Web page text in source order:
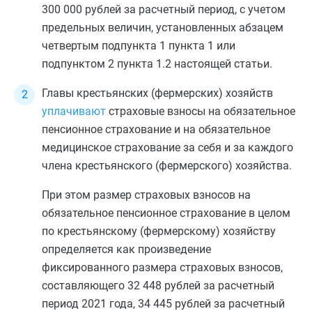
300 000 рублей за расчетный период, с учетом
предельных величин, установленных абзацем
четвертым подпункта 1 пункта 1 или
подпунктом 2 пункта 1.2 настоящей статьи.
Главы крестьянских (фермерских) хозяйств
уплачивают страховые взносы на обязательное
пенсионное страхование и на обязательное
медицинское страхование за себя и за каждого
члена крестьянского (фермерского) хозяйства.
При этом размер страховых взносов на
обязательное пенсионное страхование в целом
по крестьянскому (фермерскому) хозяйству
определяется как произведение
фиксированного размера страховых взносов,
составляющего 32 448 рублей за расчетный
период 2021 года, 34 445 рублей за расчетный